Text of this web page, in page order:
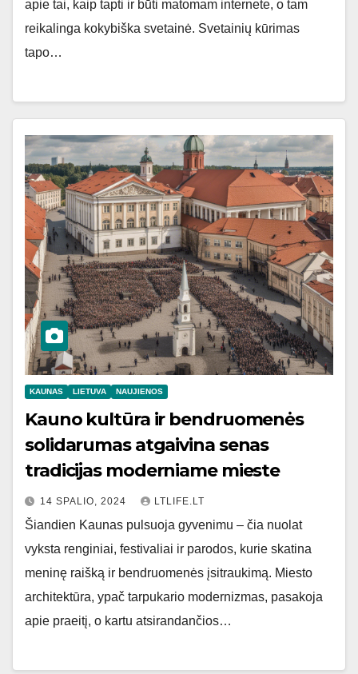
apie tai, kaip tapti ir būti matomam internete, o tam
reikalinga kokybiška svetainė. Svetainių kūrimas
tapo…
KAUNAS LIETUVA NAUJIENOS
Kauno kultūra ir bendruomenės
solidarumas atgaivina senas
tradicijas moderniame mieste
14 SPALIO, 2024 LTLIFE.LT
Šiandien Kaunas pulsuoja gyvenimu – čia nuolat
vyksta renginiai, festivaliai ir parodos, kurie skatina
meninę raišką ir bendruomenės įsitraukimą. Miesto
architektūra, ypač tarpukario modernizmas, pasakoja
apie praeitį, o kartu atsirandančios…